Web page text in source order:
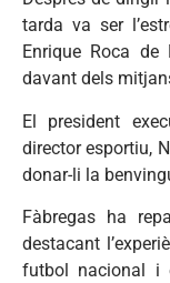
tarda va ser
Enrique Roca
davant dels
El president
director esportiu,
donar-li la
Fàbregas ha
destacant
futbol nacional i